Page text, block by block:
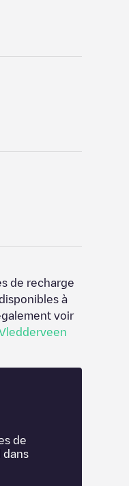
de recharge
à
voir
de
dans